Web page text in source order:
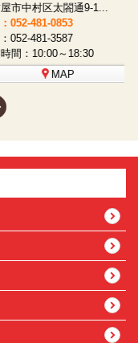
中村区太閤通9-1...
481-0853
481-3587
：10:00～18:30
MAP